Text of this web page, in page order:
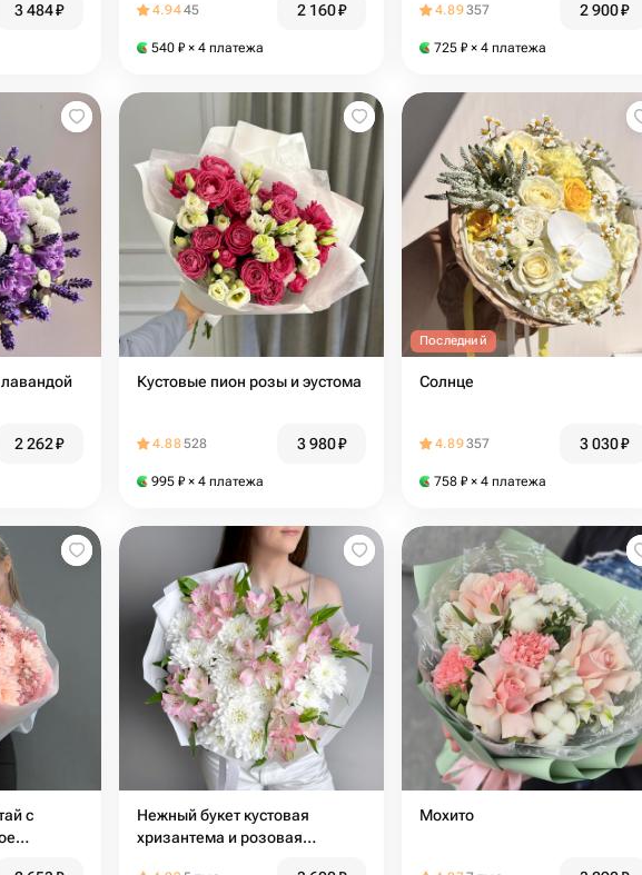
3 484₽ 4.9445 2 160₽
540 ₽ × 4 платежа
4.89357 2 900₽
725 ₽ × 4 платежа
лавандой
2 262₽
Кустовые пион розы и эустома
4.88528 3 980₽
995 ₽ × 4 платежа
Последний
Солнце
4.89357 3 030₽
758 ₽ × 4 платежа
с
Нежный букет кустовая
хризантема и розовая
Мохито